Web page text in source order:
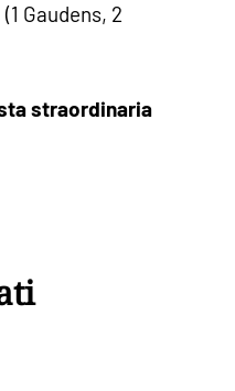
Gaudens, 2
straordinaria